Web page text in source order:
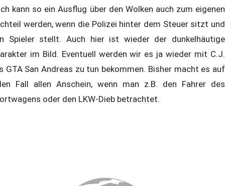
kann so ein Ausflug über den Wolken auch zum eigenen
werden, wenn die Polizei hinter dem Steuer sitzt und
Spieler stellt. Auch hier ist wieder der dunkelhäutige
im Bild. Eventuell werden wir es ja wieder mit C.J.
GTA San Andreas zu tun bekommen. Bisher macht es auf
Fall allen Anschein, wenn man z.B. den Fahrer des
oder den LKW-Dieb betrachtet.